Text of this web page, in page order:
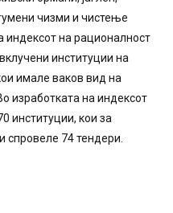
чизми и чистење
индексот на рационалност
институции на
имале ваков вид на
изработката на индексот
институции, кои за
спровеле 74 тендери.